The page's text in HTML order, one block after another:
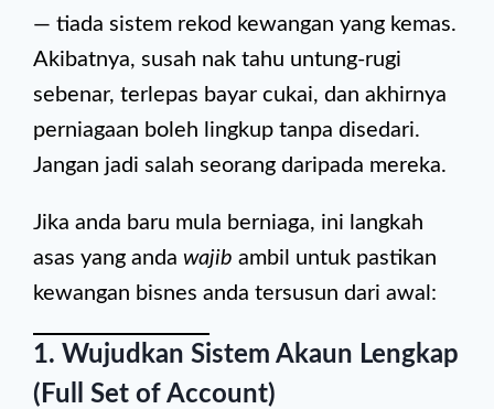
— tiada sistem rekod kewangan yang kemas.
Akibatnya, susah nak tahu untung-rugi
sebenar, terlepas bayar cukai, dan akhirnya
perniagaan boleh lingkup tanpa disedari.
Jangan jadi salah seorang daripada mereka.
Jika anda baru mula berniaga, ini langkah
asas yang anda wajib ambil untuk pastikan
kewangan bisnes anda tersusun dari awal:
1. Wujudkan Sistem Akaun Lengkap
(Full Set of Account)